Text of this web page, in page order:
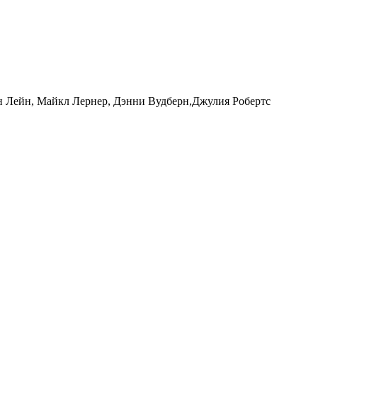
Майкл Лернер, Дэнни Вудберн,Джулия Робертс